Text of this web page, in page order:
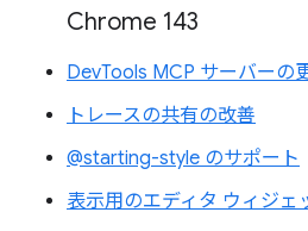
Chrome 143
DevTools MCP サーバーの
トレースの共有の改善
@starting-style のサポート
表示用のエディタ ウィジェ